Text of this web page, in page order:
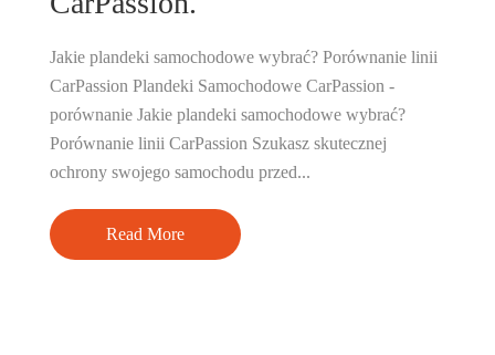
Jakie plandeki samochodowe wybrać? Porównanie linii
CarPassion Plandeki Samochodowe CarPassion -
porównanie Jakie plandeki samochodowe wybrać?
Porównanie linii CarPassion Szukasz skutecznej
ochrony swojego samochodu przed...
Read More